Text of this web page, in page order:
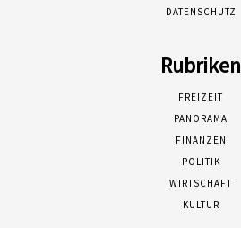
DATENSCHUTZ
Rubriken
FREIZEIT
PANORAMA
FINANZEN
POLITIK
WIRTSCHAFT
KULTUR